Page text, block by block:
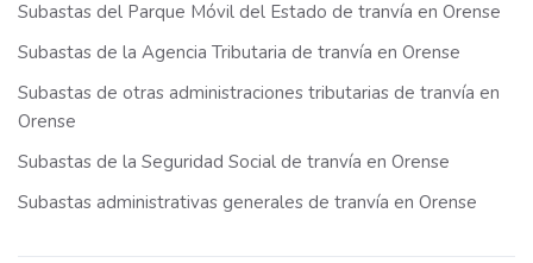
Subastas del Parque Móvil del Estado de tranvía en Orense
Subastas de la Agencia Tributaria de tranvía en Orense
Subastas de otras administraciones tributarias de tranvía en
Orense
Subastas de la Seguridad Social de tranvía en Orense
Subastas administrativas generales de tranvía en Orense